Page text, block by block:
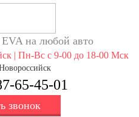
​на любой авто
| Пн-Вс с 9-00 до 18-00 Мск
65-45-01
звонок